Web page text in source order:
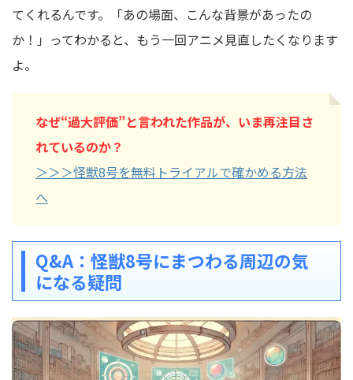
てくれるんです。「あの場面、こんな背景があったの
か！」ってわかると、もう一回アニメ見直したくなります
よ。
なぜ“過大評価”と言われた作品が、いま再注目さ
れているのか？
＞＞＞怪獣8号を無料トライアルで確かめる方法
へ
Q&A：怪獣8号にまつわる周辺の気
になる疑問